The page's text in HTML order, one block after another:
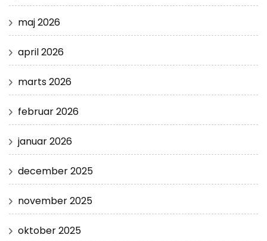
maj 2026
april 2026
marts 2026
februar 2026
januar 2026
december 2025
november 2025
oktober 2025